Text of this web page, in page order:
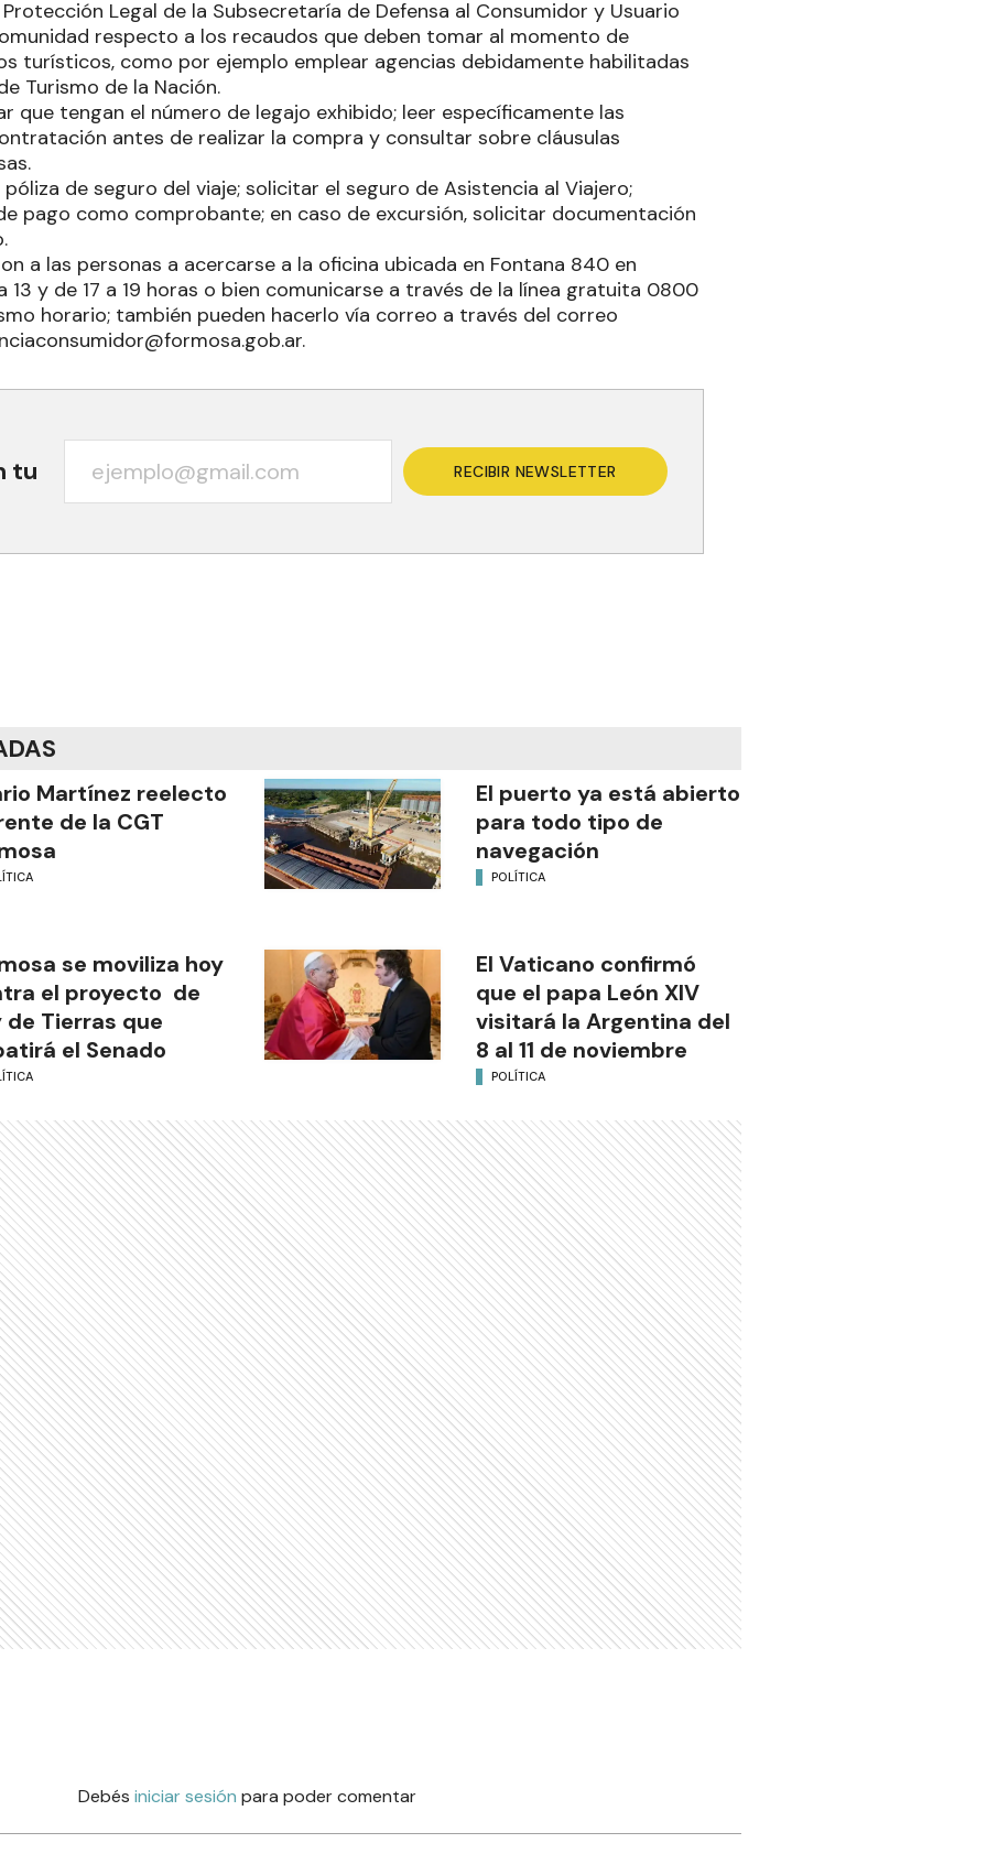
Legal de la Subsecretaría de Defensa al Consumidor y Usuario
respecto a los recaudos que deben tomar al momento de
turísticos, como por ejemplo emplear agencias debidamente habilitadas
Turismo de la Nación.
que tengan el número de legajo exhibido; leer específicamente las
antes de realizar la compra y consultar sobre cláusulas
póliza de seguro del viaje; solicitar el seguro de Asistencia al Viajero;
pago como comprobante; en caso de excursión, solicitar documentación
a las personas a acercarse a la oficina ubicada en Fontana 840 en
13 y de 17 a 19 horas o bien comunicarse a través de la línea gratuita 0800
horario; también pueden hacerlo vía correo a través del correo
tu RECIBIR NEWSLETTER
Martínez reelecto
de la CGT
El puerto ya está abierto
para todo tipo de
navegación
POLÍTICA
se moviliza hoy
el proyecto de
de Tierras que
el Senado
El Vaticano confirmó
que el papa León XIV
visitará la Argentina del
8 al 11 de noviembre
POLÍTICA
Debés iniciar sesión para poder comentar